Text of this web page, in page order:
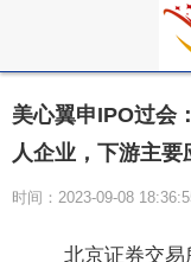
美心翼申IPO过会
人企业，下游主
时间：2023-09-08
北京证券交易